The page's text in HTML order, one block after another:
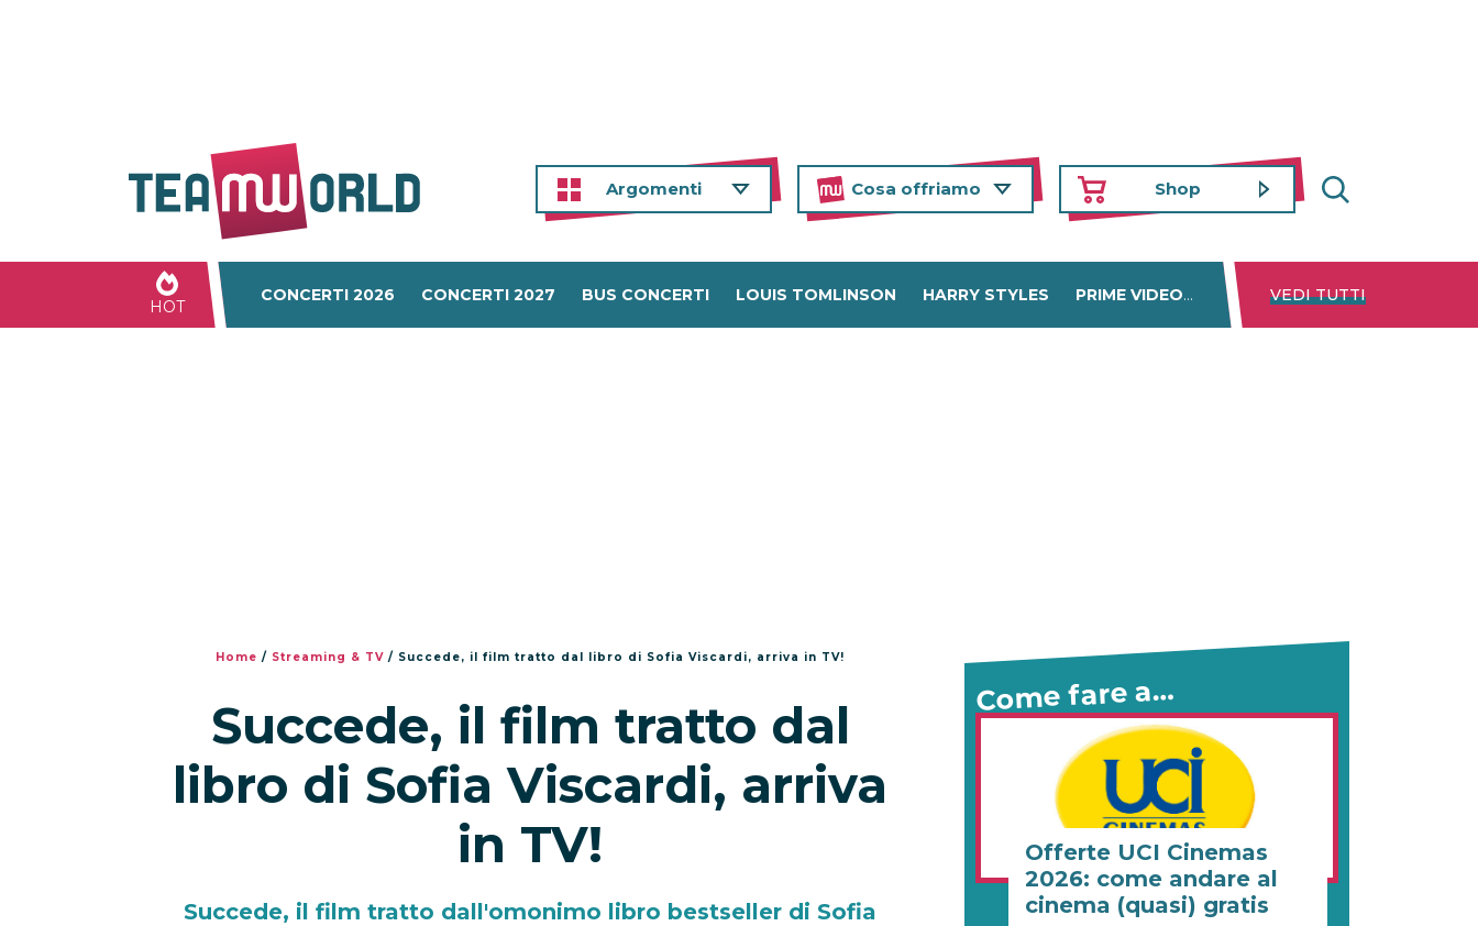
Argomenti Cosa offriamo Shop
HOT
CONCERTI 2026 CONCERTI 2027 BUS CONCERTI LOUIS TOMLINSON HARRY STYLES PRIME VIDEO DISNEY+ NETFLIX
VEDI TUTTI
Home / Streaming & TV / Succede, il film tratto dal libro di Sofia Viscardi, arriva in TV!
Succede, il film tratto dal
libro di Sofia Viscardi, arriva
in TV!
Succede, il film tratto dall'omonimo libro bestseller di Sofia
Come fare a…
Offerte UCI Cinemas
2026: come andare al
cinema (quasi) gratis